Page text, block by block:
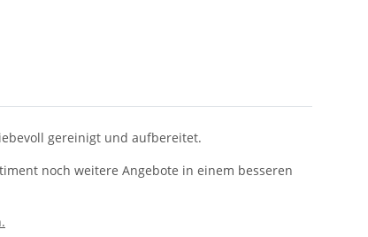
gereinigt und aufbereitet.
noch weitere Angebote in einem besseren